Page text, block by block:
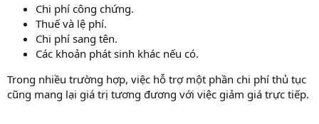
Chi phí công chứng.
Thuế và lệ phí.
Chi phí sang tên.
Các khoản phát sinh khác nếu có.
Trong nhiều trường hợp, việc hỗ trợ một phần chi phí thủ tục
cũng mang lại giá trị tương đương với việc giảm giá trực tiếp.